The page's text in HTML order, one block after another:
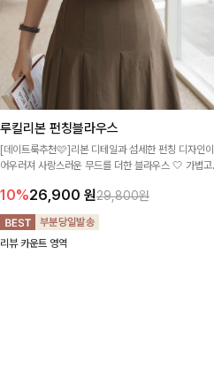
루킬리본 펀칭블라우스
[데이트룩추천🩷]리본 디테일과 섬세한 펀칭 디자인이
어우러져 사랑스러운 무드를 더한 블라우스 🤍 가볍고
한 스타일링을 완성해줘요 ✨
10%26,900 원29,800원
리뷰 카운트 영역